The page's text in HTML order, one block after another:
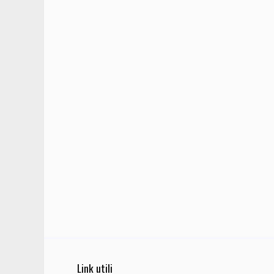
Link utili